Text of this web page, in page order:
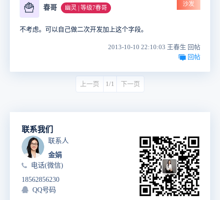
🍟 春哥 幽灵 | 等级7春哥
沙发
不考虑。可以自己做二次开发加上这个字段。
2013-10-10 22:10:03 王春生 回帖
回帖
上一页 1/1 下一页
联系我们
联系人
金娟
电话(微信)
18562856230
QQ号码